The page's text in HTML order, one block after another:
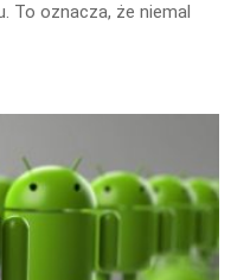
To oznacza, że niemal